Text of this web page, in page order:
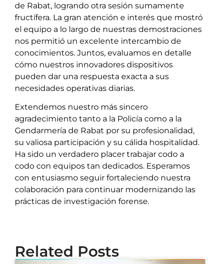
de Rabat, logrando otra sesión sumamente
fructífera. La gran atención e interés que mostró
el equipo a lo largo de nuestras demostraciones
nos permitió un excelente intercambio de
conocimientos. Juntos, evaluamos en detalle
cómo nuestros innovadores dispositivos
pueden dar una respuesta exacta a sus
necesidades operativas diarias.
Extendemos nuestro más sincero
agradecimiento tanto a la Policía como a la
Gendarmería de Rabat por su profesionalidad,
su valiosa participación y su cálida hospitalidad.
Ha sido un verdadero placer trabajar codo a
codo con equipos tan dedicados. Esperamos
con entusiasmo seguir fortaleciendo nuestra
colaboración para continuar modernizando las
prácticas de investigación forense.
Related Posts